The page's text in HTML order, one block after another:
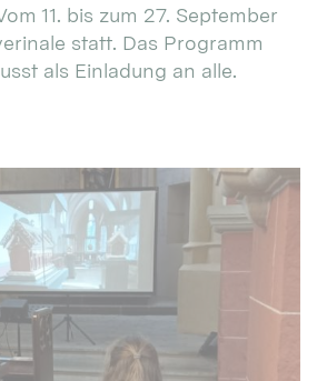
11. bis zum 27. September
statt. Das Programm
als Einladung an alle.